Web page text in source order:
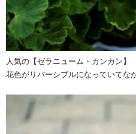
人気の【ゼラニューム・カンカン】
花色がリバーシブルになっていてな